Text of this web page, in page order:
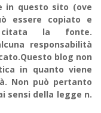
in questo sito (ove
essere copiato e
citata la fonte.
responsabilità
blog non
in quanto viene
Non può pertanto
sensi della legge n.